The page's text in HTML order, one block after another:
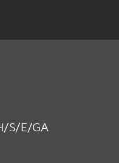
S/E/GA